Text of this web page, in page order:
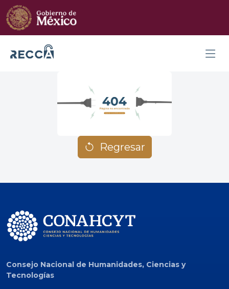
Regresar
Consejo Nacional de Humanidades, Ciencias y
Tecnologías